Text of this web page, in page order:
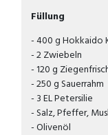
Füllung
400 g Hokkaido
2 Zwiebeln
120 g
250 g Sauerrahm
3 EL Petersilie
Salz, Pfeffer,
Olivenöl